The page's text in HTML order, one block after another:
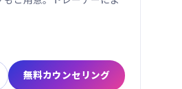
無料カウンセリング